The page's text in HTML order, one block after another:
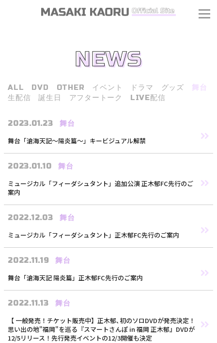
NEWS
ALL DVD OTHER イベント ドラマ グッズ
舞台
生配信
誕生日 アフタートーク LIVE配信
2023.01.23 舞台
舞台「滄海天記～陽炎篇～」キービジュアル解禁
2023.01.10 舞台
ミュージカル「フィーダシュタント」追加公演 正木郁FC先行のご
案内
2022.12.03 舞台
ミュージカル「フィーダシュタント」正木郁FC先行のご案内
2022.11.19 舞台
舞台「滄海天記 陽炎篇」正木郁FC先行のご案内
2022.11.13 舞台
【 一般発売！チケット販売中】正木郁､初のソロDVDが発売決定！
思い出の地"福岡"を巡る『スマートさんぽ in 福岡 正木郁』DVDが
12/5リリース！先行発売イベントの12/3開催も決定